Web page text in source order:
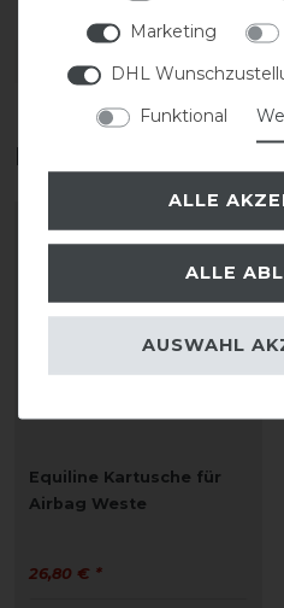
DETAILS ZUR
Das perfekte
Equiline Kartusche für
Airbag Weste
26,80 € *
Marketing
DHL
Funktional
ALLE
ALLE
AUSWAHL